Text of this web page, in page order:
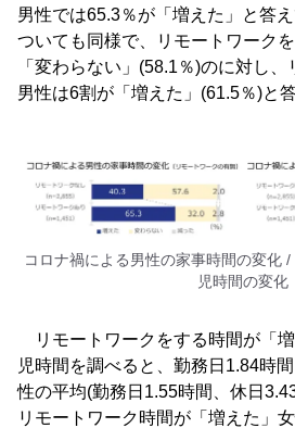
男性では65.3％が「増えた」と答
ついても同様で、リモートワーク
「変わらない」(58.1％)のに対し
男性は6割が「増えた」(61.5％)と
コロナ禍による男性の家事時間の変化
児時間の変化
リモートワークをする時間が「
児時間を調べると、勤務日1.84時
性の平均(勤務日1.55時間、休日
リモートワーク時間が「増えた」